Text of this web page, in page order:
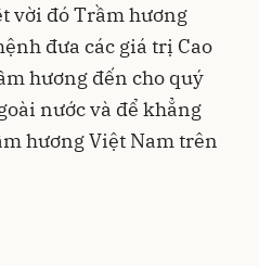
vời đó Trầm hương
đưa các giá trị Cao
hương đến cho quý
nước và để khẳng
hương Việt Nam trên